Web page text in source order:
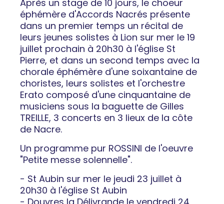
Après un stage de 10 jours, le choeur
éphémère d'Accords Nacrés présente
dans un premier temps un récital de
leurs jeunes solistes à Lion sur mer le 19
juillet prochain à 20h30 à l'église St
Pierre, et dans un second temps avec la
chorale éphémère d'une soixantaine de
choristes, leurs solistes et l'orchestre
Erato composé d'une cinquantaine de
musiciens sous la baguette de Gilles
TREILLE, 3 concerts en 3 lieux de la côte
de Nacre.
Un programme pur ROSSINI de l'oeuvre
"Petite messe solennelle".
- St Aubin sur mer le jeudi 23 juillet à
20h30 à l'église St Aubin